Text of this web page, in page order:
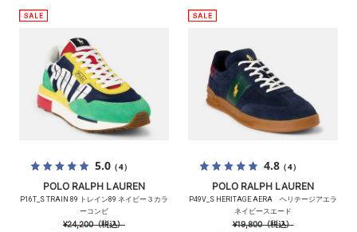
5.0（4）
POLO RALPH LAUREN
P16T_S TRAIN 89 トレイン89 ネイビー３カラ
ーコンビ
¥24,200（税込）
4.8（4）
POLO RALPH LAUREN
P49V_S HERITAGE AERA ヘリテージアエラ
ネイビースエード
¥19,800（税込）